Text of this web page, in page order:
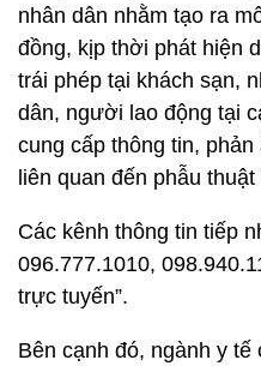
nhân dân nhằm tạo ra
đồng, kịp thời phát hiện
trái phép tại khách sạn,
dân, người lao động tại
cung cấp thông tin,
liên quan đến phẫu
Các kênh thông tin tiếp
096.777.1010,
trực tuyến”.
Bên cạnh đó, ngành y